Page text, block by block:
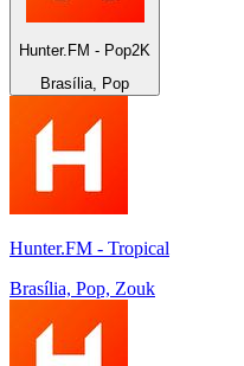
Hunter.FM - Pop2K
Brasília, Pop
Hunter.FM - Tropical
Brasília, Pop, Zouk